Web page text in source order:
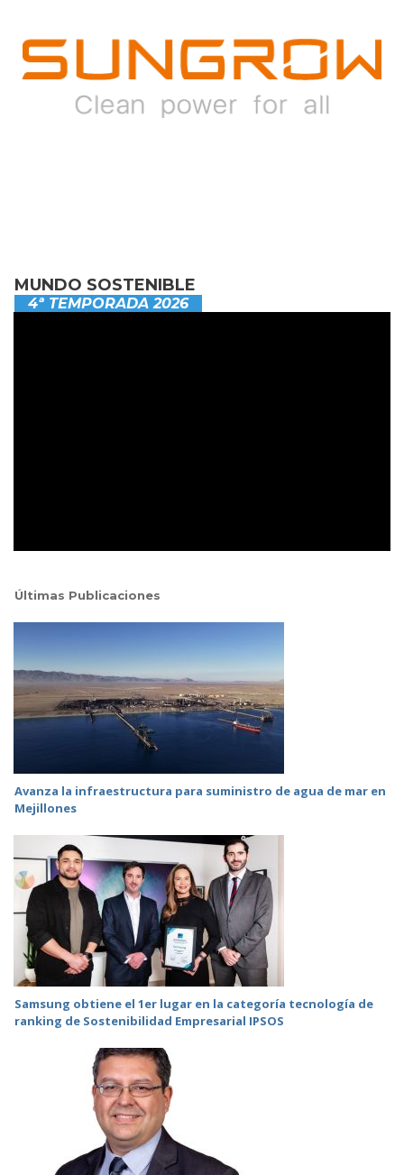
MUNDO SOSTENIBLE
4ª TEMPORADA 2026
Últimas Publicaciones
Avanza la infraestructura para suministro de agua de mar en
Mejillones
Samsung obtiene el 1er lugar en la categoría tecnología de
ranking de Sostenibilidad Empresarial IPSOS